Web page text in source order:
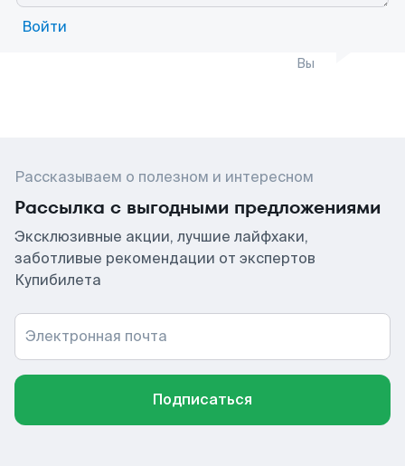
Войти
Вы
Рассказываем о полезном и интересном
Рассылка с выгодными предложениями
Эксклюзивные акции, лучшие лайфхаки,
заботливые рекомендации от экспертов
Купибилета
Электронная почта
Подписаться